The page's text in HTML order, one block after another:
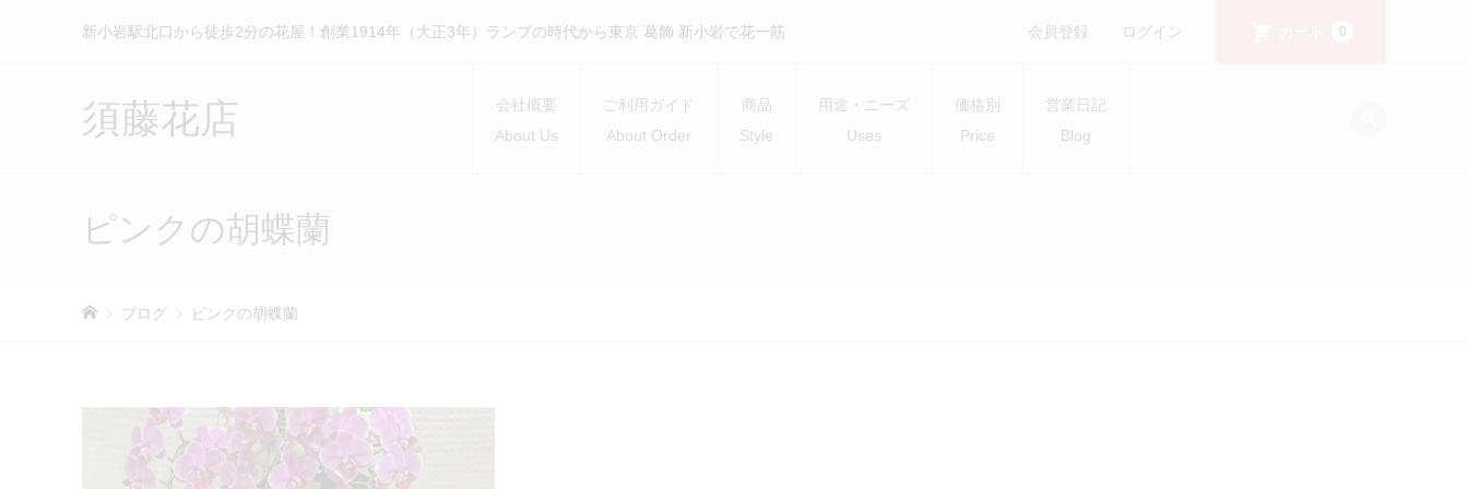
新小岩駅北口から徒歩2分の花屋！創業1914年（大正3年）ランプの時代から東京 葛飾 新小岩で花一筋 会員登録 ログイン 0
須藤花店
会社概要
About Us
ご利用ガイド
About Order
商品
Style
用途・ニーズ
Uses
価格別
Price
営業日記
Blog
ピンクの胡蝶蘭
ブログ ピンクの胡蝶蘭